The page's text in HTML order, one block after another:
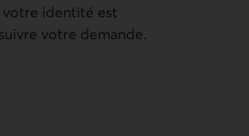
identité est
votre demande.